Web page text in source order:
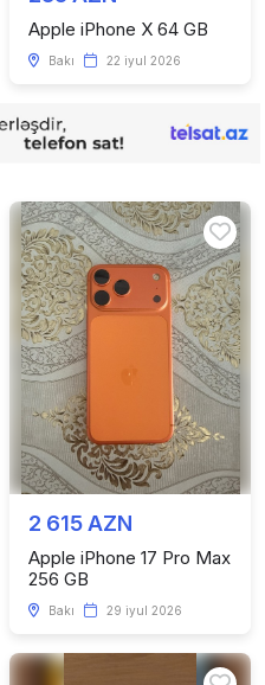
Apple iPhone X 64 GB
Bakı 22 iyul 2026
2 615 AZN
Apple iPhone 17 Pro Max
256 GB
Bakı 29 iyul 2026